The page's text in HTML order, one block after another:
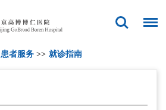
患者服务 >> 就诊指南